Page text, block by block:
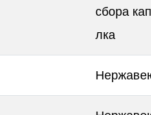
сбора
лка